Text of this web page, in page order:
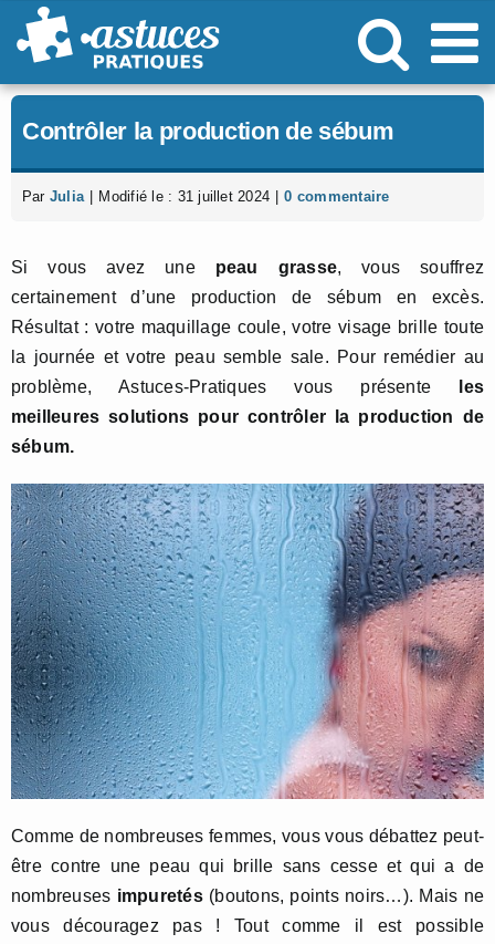
Passer
au
Contrôler la production de sébum
Par Julia Modifié le : 31 juillet 2024 0 commentaire
Si vous avez une peau grasse, vous souffrez
certainement d’une production de sébum en excès.
Résultat : votre maquillage coule, votre visage brille toute
la journée et votre peau semble sale. Pour remédier au
problème, Astuces-Pratiques vous présente
les
meilleures solutions pour contrôler la production de
sébum.
Comme de nombreuses femmes, vous vous débattez peut-
être contre une peau qui brille sans cesse et qui a de
nombreuses impuretés(boutons, points noirs…). Mais ne
vous découragez pas ! Tout comme il est possible